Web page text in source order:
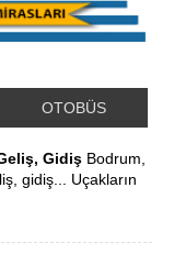
OTOBÜS
Gidiş Bodrum,
gidiş... Uçakların